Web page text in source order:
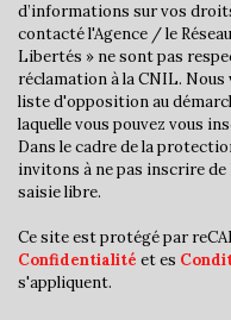
Appartements
Familles avec 3
d’informations sur vos
contacté l'Agence / le
Libertés » ne sont pas
réclamation à la CNIL. Nous
liste d'opposition au
laquelle vous pouvez vous
Dans le cadre de la
invitons à ne pas inscrire de
saisie libre.
Ce site est protégé par
Confidentialité et es
s'appliquent.